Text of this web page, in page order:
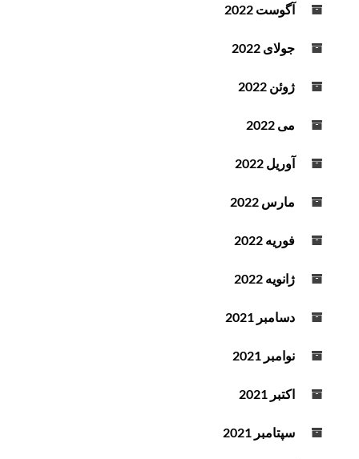
آگوست 2022
جولای 2022
ژوئن 2022
می 2022
آوریل 2022
مارس 2022
فوریه 2022
ژانویه 2022
دسامبر 2021
نوامبر 2021
اکتبر 2021
سپتامبر 2021